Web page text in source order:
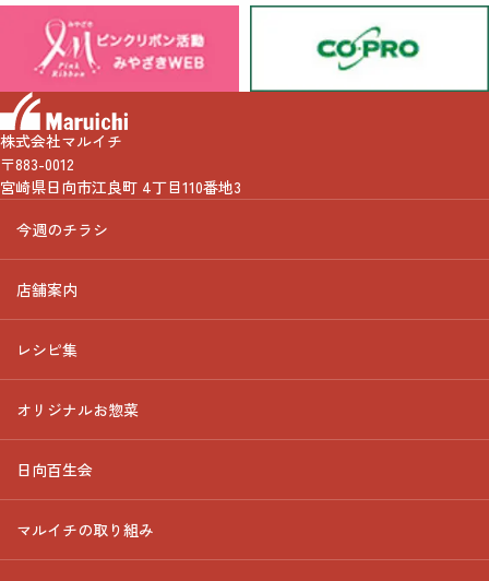
株式会社マルイチ
〒883-0012
宮崎県日向市江良町 4丁目110番地3
今週のチラシ
店舗案内
レシピ集
オリジナルお惣菜
日向百生会
マルイチの取り組み